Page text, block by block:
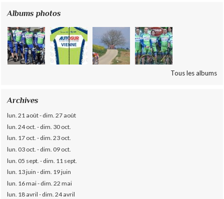
Albums photos
Tous les albums
Archives
lun. 21 août - dim. 27 août
lun. 24 oct. - dim. 30 oct.
lun. 17 oct. - dim. 23 oct.
lun. 03 oct. - dim. 09 oct.
lun. 05 sept. - dim. 11 sept.
lun. 13 juin - dim. 19 juin
lun. 16 mai - dim. 22 mai
lun. 18 avril - dim. 24 avril